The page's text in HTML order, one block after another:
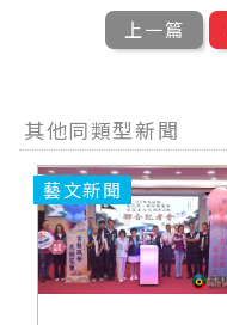
上一篇
其他同類型新聞
藝文新聞